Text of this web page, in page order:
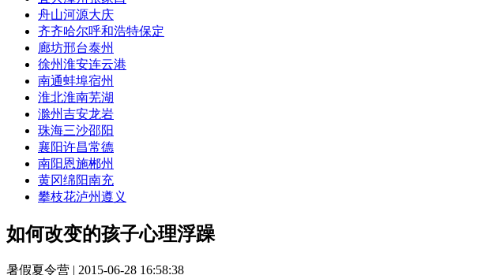
舟山河源大庆
齐齐哈尔呼和浩特保定
廊坊邢台泰州
徐州淮安连云港
南通蚌埠宿州
淮北淮南芜湖
滁州吉安龙岩
珠海三沙邵阳
襄阳许昌常德
南阳恩施郴州
黄冈绵阳南充
攀枝花泸州遵义
如何改变的孩子心理浮躁
暑假夏令营 | 2015-06-28 16:58:38